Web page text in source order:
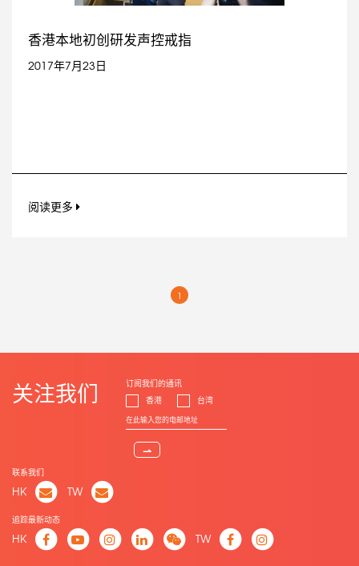
香港本地初创研发声控戒指
2017年7月23日
阅读更多
1
关注我们
订阅我们的通讯
香港
台湾
⇀
联系我们
HK TW
追踪最新动态
HK TW